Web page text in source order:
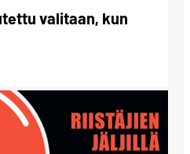
valitaan, kun